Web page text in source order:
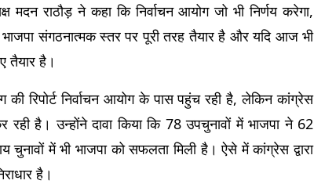
मदन राठौड़ ने कहा कि निर्वाचन आयोग जो भी निर्णय करेगा,
संगठनात्मक स्तर पर पूरी तरह तैयार है और यदि आज भी
तैयार है।
रिपोर्ट निर्वाचन आयोग के पास पहुंच रही है, लेकिन कांग्रेस
है। उन्होंने दावा किया कि 78 उपचुनावों में भाजपा ने 62
में भी भाजपा को सफलता मिली है। ऐसे में कांग्रेस द्वारा
है।